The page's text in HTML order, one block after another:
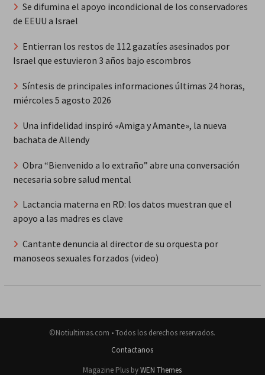
Se difumina el apoyo incondicional de los conservadores
de EEUU a Israel
Entierran los restos de 112 gazatíes asesinados por
Israel que estuvieron 3 años bajo escombros
Síntesis de principales informaciones últimas 24 horas,
miércoles 5 agosto 2026
Una infidelidad inspiró «Amiga y Amante», la nueva
bachata de Allendy
Obra “Bienvenido a lo extraño” abre una conversación
necesaria sobre salud mental
Lactancia materna en RD: los datos muestran que el
apoyo a las madres es clave
Cantante denuncia al director de su orquesta por
manoseos sexuales forzados (video)
©Notiultimas.com • Todos los derechos reservados.
Contactanos
Magazine Plus byWEN Themes